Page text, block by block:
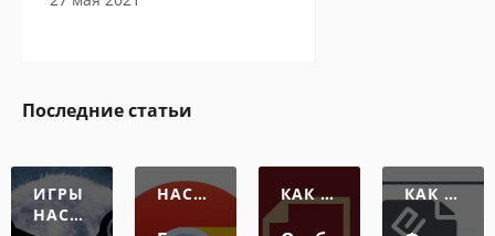
Сам себе программист -
авторская колонка Павла
27 мая 2021
Последние статьи
ИГРЫ
НАСТР
НАСТР
КАК О
КАК О
ТКРЫТ